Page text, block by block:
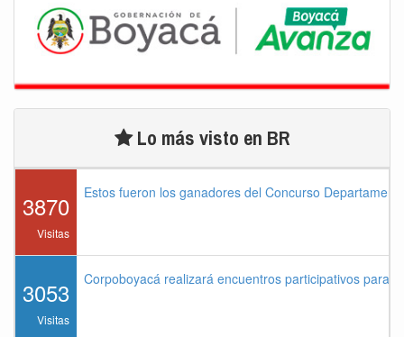
Lo más visto en BR
3870
Visitas
Estos fueron los ganadores del Concurso
3053
Visitas
Corpoboyacá realizará encuentros participativos para